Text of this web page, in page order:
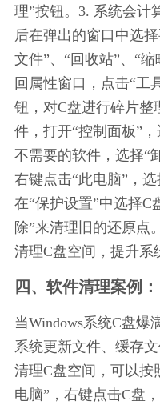
理”按钮。3. 系统会计
后在弹出的窗口中选
文件”、“回收站”、“
回属性窗口，点击“工
钮，对C盘进行碎片整
件，打开“控制面板”
不需要的软件，选择“
右键点击“此电脑”，选
在“保护设置”中选择C
除”来清理旧的还原点
清理C盘空间，提升系
四、软件清理案例：
当Windows系统C盘爆
系统更新文件、缓存
清理C盘空间，可以按
电脑”，右键点击C盘